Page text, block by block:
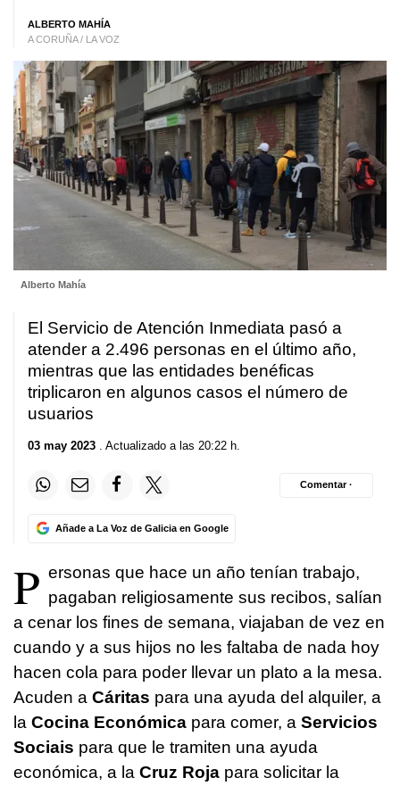
ALBERTO MAHÍA
A CORUÑA / LA VOZ
Alberto Mahía
El Servicio de Atención Inmediata pasó a
atender a 2.496 personas en el último año,
mientras que las entidades benéficas
triplicaron en algunos casos el número de
usuarios
03 may 2023 . Actualizado a las 20:22 h.
Añade a La Voz de Galicia en Google
Comentar ·
P ersonas que hace un año tenían trabajo,
pagaban religiosamente sus recibos, salían
a cenar los fines de semana, viajaban de vez en
cuando y a sus hijos no les faltaba de nada hoy
hacen cola para poder llevar un plato a la mesa.
Acuden a Cáritas para una ayuda del alquiler, a
la Cocina Económica para comer, a Servicios
Sociais para que le tramiten una ayuda
económica, a la Cruz Roja para solicitar la